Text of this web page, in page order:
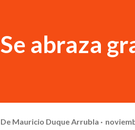
Se abraza
De Mauricio Duque Arrubla